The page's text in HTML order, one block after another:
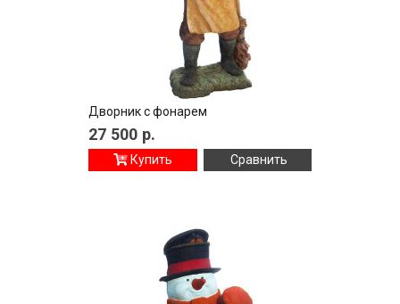
Дворник с фонарем
27 500 р.
Купить Сравнить